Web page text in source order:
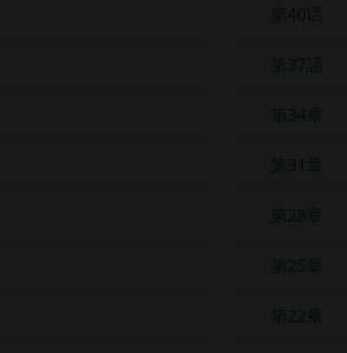
第40话
第37話
第34章
第31章
第28章
第25章
第22章